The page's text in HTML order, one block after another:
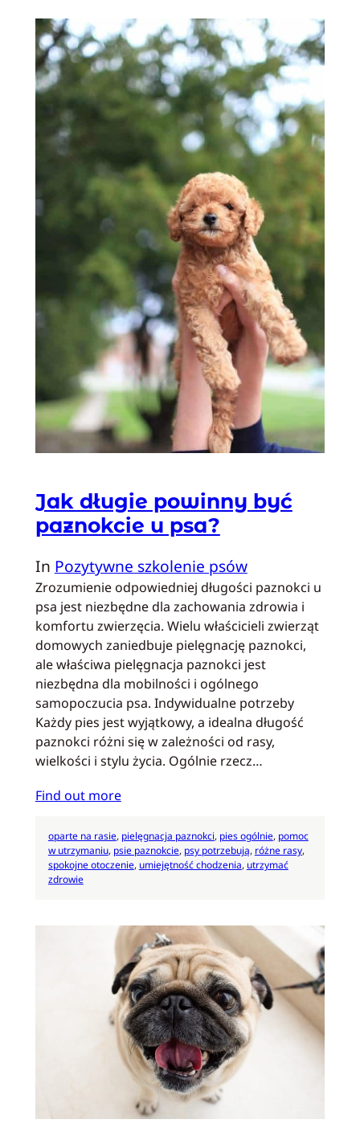
Jak długie powinny być
paznokcie u psa?
In Pozytywne szkolenie psów
Zrozumienie odpowiedniej długości paznokci u
psa jest niezbędne dla zachowania zdrowia i
komfortu zwierzęcia. Wielu właścicieli zwierząt
domowych zaniedbuje pielęgnację paznokci,
ale właściwa pielęgnacja paznokci jest
niezbędna dla mobilności i ogólnego
samopoczucia psa. Indywidualne potrzeby
Każdy pies jest wyjątkowy, a idealna długość
paznokci różni się w zależności od rasy,
wielkości i stylu życia. Ogólnie rzecz…
Find out more
oparte na rasie, pielęgnacja paznokci, pies ogólnie, pomoc
w utrzymaniu, psie paznokcie, psy potrzebują, różne rasy
spokojne otoczenie, umiejętność chodzenia, utrzymać
zdrowie